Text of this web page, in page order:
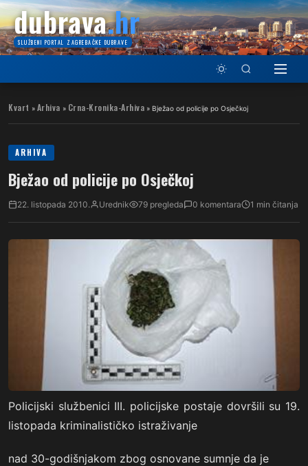
dubrava.hr
SLUŽBENI PORTAL ZAGREBAČKE DUBRAVE
Kvart » Arhiva » Crna-Kronika-Arhiva » Bježao od policije po Osječkoj
ARHIVA
Bježao od policije po Osječkoj
22. listopada 2010. Urednik 79 pregleda 0 komentara 1 min čitanja
Policijski službenici III. policijske postaje dovršili su 19.
listopada kriminalističko istraživanje
nad 30-godišnjakom zbog osnovane sumnje da je